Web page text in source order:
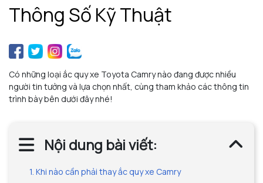
Thông Số Kỹ Thuật
Có những loại ắc quy xe Toyota Camry nào đang được nhiều
người tin tưởng và lựa chọn nhất, cùng tham khảo các thông tin
trình bày bên dưới đây nhé!
Nội dung bài viết:
1. Khi nào cần phải thay ắc quy xe Camry